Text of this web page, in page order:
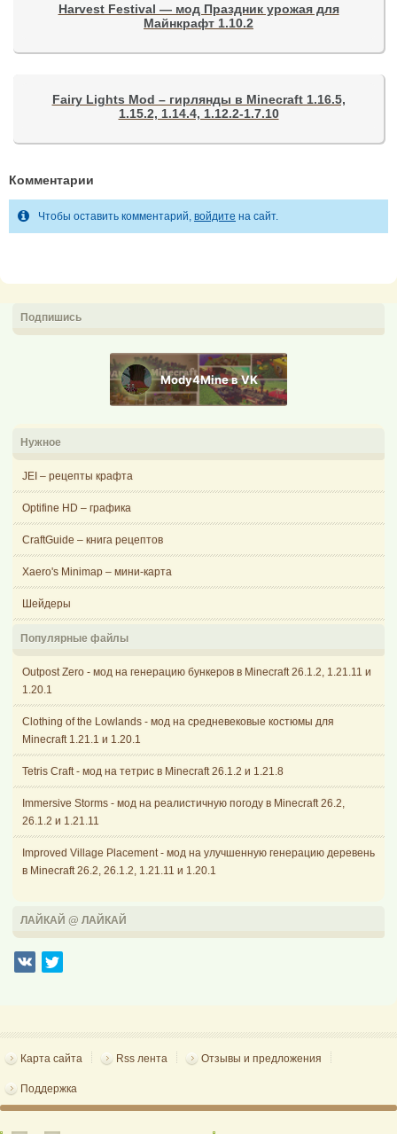
Harvest Festival — мод Праздник урожая для
Майнкрафт 1.10.2
Fairy Lights Mod – гирлянды в Minecraft 1.16.5,
1.15.2, 1.14.4, 1.12.2-1.7.10
Комментарии
Чтобы оставить комментарий, войдите на сайт.
Подпишись
Mody4Mine в VK
Нужное
JEI – рецепты крафта
Optifine HD – графика
CraftGuide – книга рецептов
Xaero's Minimap – мини-карта
Шейдеры
Популярные файлы
Outpost Zero - мод на генерацию бункеров в Minecraft 26.1.2, 1.21.11 и
1.20.1
Clothing of the Lowlands - мод на средневековые костюмы для
Minecraft 1.21.1 и 1.20.1
Tetris Craft - мод на тетрис в Minecraft 26.1.2 и 1.21.8
Immersive Storms - мод на реалистичную погоду в Minecraft 26.2,
26.1.2 и 1.21.11
Improved Village Placement - мод на улучшенную генерацию деревень
в Minecraft 26.2, 26.1.2, 1.21.11 и 1.20.1
ЛАЙКАЙ @ ЛАЙКАЙ
Карта сайта Rss лента Отзывы и предложения
Поддержка